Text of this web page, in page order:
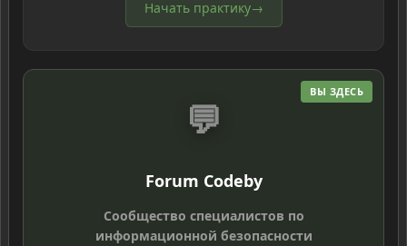
Начать практику→
ВЫ ЗДЕСЬ
💬
Forum Codeby
Сообщество специалистов по
информационной безопасности